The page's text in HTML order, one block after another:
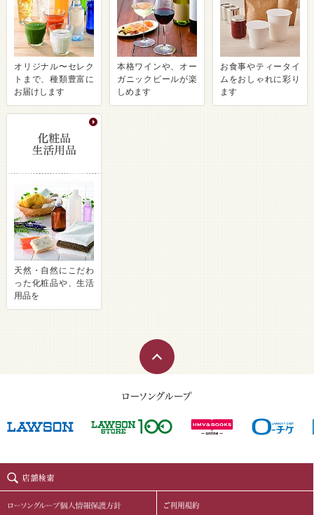
オリジナル〜セレク
トまで、種類豊富に
お届けします
本格ワインや、オー
ガニックビールが楽
しめます
お食事やティータイ
ムをおしゃれに彩り
ます
天然・自然にこだわ
った化粧品や、生活
用品を